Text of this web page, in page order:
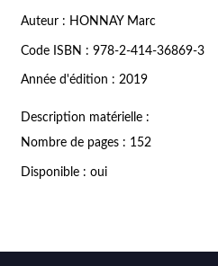
Auteur : HONNAY Marc
Code ISBN : 978-2-414-36869-3
Année d'édition : 2019
Description matérielle :
Nombre de pages : 152
Disponible : oui